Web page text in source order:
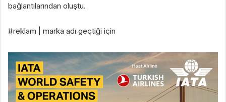
bağlantılarından oluştu.
#reklam | marka adı geçtiği için